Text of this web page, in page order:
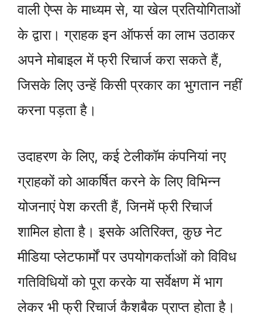
वाली ऐप्स के माध्यम से, या खेल प्रतियोगिताओं
के द्वारा। ग्राहक इन ऑफर्स का लाभ उठाकर
अपने मोबाइल में फ्री रिचार्ज करा सकते हैं,
जिसके लिए उन्हें किसी प्रकार का भुगतान नहीं
करना पड़ता है।
उदाहरण के लिए, कई टेलीकॉम कंपनियां नए
ग्राहकों को आकर्षित करने के लिए विभिन्न
योजनाएं पेश करती हैं, जिनमें फ्री रिचार्ज
शामिल होता है। इसके अतिरिक्त, कुछ नेट
मीडिया प्लेटफार्मों पर उपयोगकर्ताओं को विविध
गतिविधियों को पूरा करके या सर्वेक्षण में भाग
लेकर भी फ्री रिचार्ज कैशबैक प्राप्त होता है।